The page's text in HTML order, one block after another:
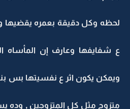
لحظه وكل دقيقة بعمره يقضيها
ع شفايفها وعارف إن المأساه
ويمكن يكون اثر ع نفسيتها بس
متزوج مثل كل المتزوجين , وده